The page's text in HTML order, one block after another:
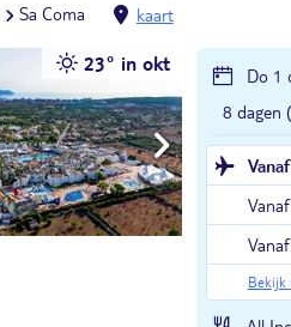
Sa Coma kaart
23° in okt
Do 1
8 dagen
Bekijk